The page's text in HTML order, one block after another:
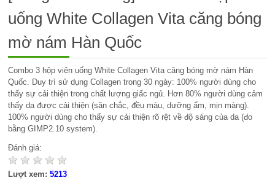
uống White Collagen Vita căng bóng
mờ nám Hàn Quốc
Combo 3 hộp viên uống White Collagen Vita căng bóng mờ nám Hàn
Quốc. Duy trì sử dụng Collagen trong 30 ngày: 100% người dùng cho
thấy sự cải thiện trong chất lượng giấc ngủ. Hơn 80% người dùng cảm
thấy da được cải thiện (săn chắc, đều màu, dưỡng ẩm, mịn màng).
100% người dùng cho thấy sự cải thiện rõ rệt về độ sáng của da (đo
bằng GIMP2.10 system).
Đánh giá:
Lượt xem:5213